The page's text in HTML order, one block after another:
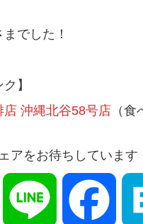
でした！
】
店 沖縄北谷58号店 （食
アをお待ちしています
Line